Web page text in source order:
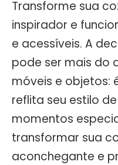
Transforme sua
inspirador e
e acessíveis. A
pode ser mais do
móveis e objetos:
reflita seu estilo
momentos
transformar sua
aconchegante e